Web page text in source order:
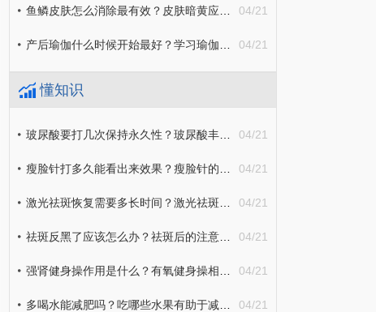
04/21
鱼鳞皮肤怎么消除最有效？皮肤暗黄应该怎么办？
04/21
产后瑜伽什么时候开始最好？学习瑜伽的好处有哪些？
懂知识
04/21
玻尿酸要打几次保持永久性？玻尿酸丰苹果肌吸收后脸会塌陷吗？
04/21
瘦脸针打多久能看出来效果？瘦脸针的副作用有哪些？
04/21
激光祛斑恢复需要多长时间？激光祛斑完不能吃什么东西？
04/21
祛斑反黑了应该怎么办？祛斑后的注意事项介绍
04/21
强肾健身操作用是什么？有氧健身操相关知识介绍
04/21
多喝水能减肥吗？吃哪些水果有助于减肥？